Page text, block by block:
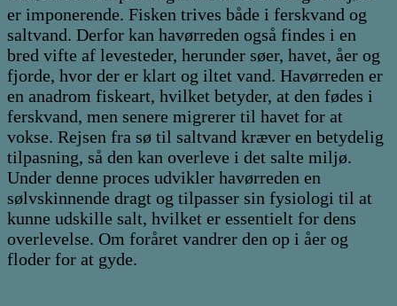
er imponerende. Fisken trives både i ferskvand og
saltvand. Derfor kan havørreden også findes i en
bred vifte af levesteder, herunder søer, havet, åer og
fjorde, hvor der er klart og iltet vand. Havørreden er
en anadrom fiskeart, hvilket betyder, at den fødes i
ferskvand, men senere migrerer til havet for at
vokse. Rejsen fra sø til saltvand kræver en betydelig
tilpasning, så den kan overleve i det salte miljø.
Under denne proces udvikler havørreden en
sølvskinnende dragt og tilpasser sin fysiologi til at
kunne udskille salt, hvilket er essentielt for dens
overlevelse. Om foråret vandrer den op i åer og
floder for at gyde.